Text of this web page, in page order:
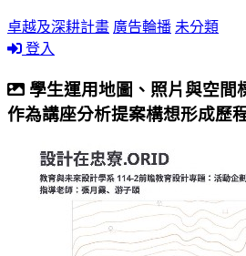
卓越及深耕計畫 廣告輪播 未分類
登入
學生運用地圖、照片與空間
作為講座分析提案構想形成歷